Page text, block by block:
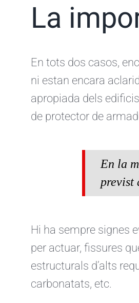
La
En tots dos casos,
ni estan encara
apropiada dels
de protector de
En la
previst
Hi ha sempre signes
per actuar, fissures
estructurals d’alts
carbonatats, etc.